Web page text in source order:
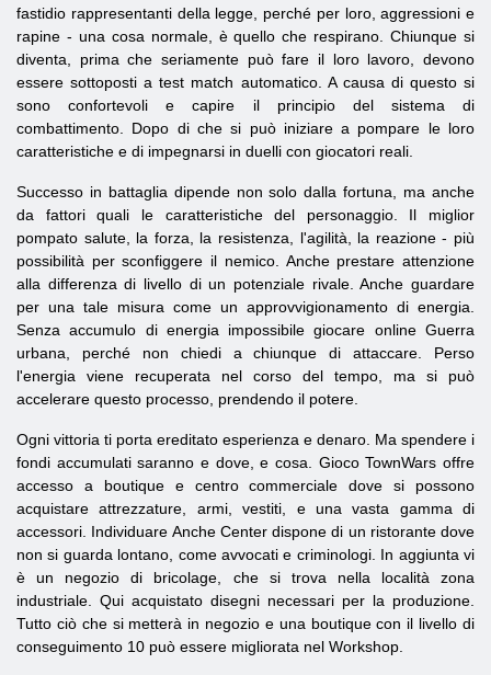
fastidio rappresentanti della legge, perché per loro, aggressioni e
rapine - una cosa normale, è quello che respirano. Chiunque si
diventa, prima che seriamente può fare il loro lavoro, devono
essere sottoposti a test match automatico. A causa di questo si
sono confortevoli e capire il principio del sistema di
combattimento. Dopo di che si può iniziare a pompare le loro
caratteristiche e di impegnarsi in duelli con giocatori reali.
Successo in battaglia dipende non solo dalla fortuna, ma anche
da fattori quali le caratteristiche del personaggio. Il miglior
pompato salute, la forza, la resistenza, l'agilità, la reazione - più
possibilità per sconfiggere il nemico. Anche prestare attenzione
alla differenza di livello di un potenziale rivale. Anche guardare
per una tale misura come un approvvigionamento di energia.
Senza accumulo di energia impossibile giocare online Guerra
urbana, perché non chiedi a chiunque di attaccare. Perso
l'energia viene recuperata nel corso del tempo, ma si può
accelerare questo processo, prendendo il potere.
Ogni vittoria ti porta ereditato esperienza e denaro. Ma spendere i
fondi accumulati saranno e dove, e cosa. GiocoTownWarsoffre
accesso a boutique e centro commerciale dove si possono
acquistare attrezzature, armi, vestiti, e una vasta gamma di
accessori. Individuare Anche Center dispone di un ristorante dove
non si guarda lontano, come avvocati e criminologi. In aggiunta vi
è un negozio di bricolage, che si trova nella località zona
industriale. Qui acquistato disegni necessari per la produzione.
Tutto ciò che si metterà in negozio e una boutique con il livello di
conseguimento 10 può essere migliorata nel Workshop.